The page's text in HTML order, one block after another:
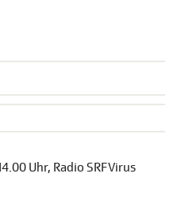
Uhr, Radio SRF Virus